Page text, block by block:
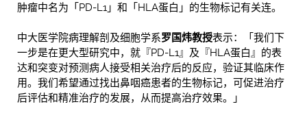
肿瘤中名为「PD-L1」和「HLA蛋白」的生物标记有关连。
中大医学院病理解剖及细胞学系罗国炜教授表示：「我们下
一步是在更大型研究中，就『PD-L1』及『HLA蛋白』的表
达和突变对预测病人接受相关治疗后的反应，验证其临床作
用。我们希望通过找出鼻咽癌患者的生物标记，可促进治疗
后评估和精准治疗的发展，从而提高治疗效果。」